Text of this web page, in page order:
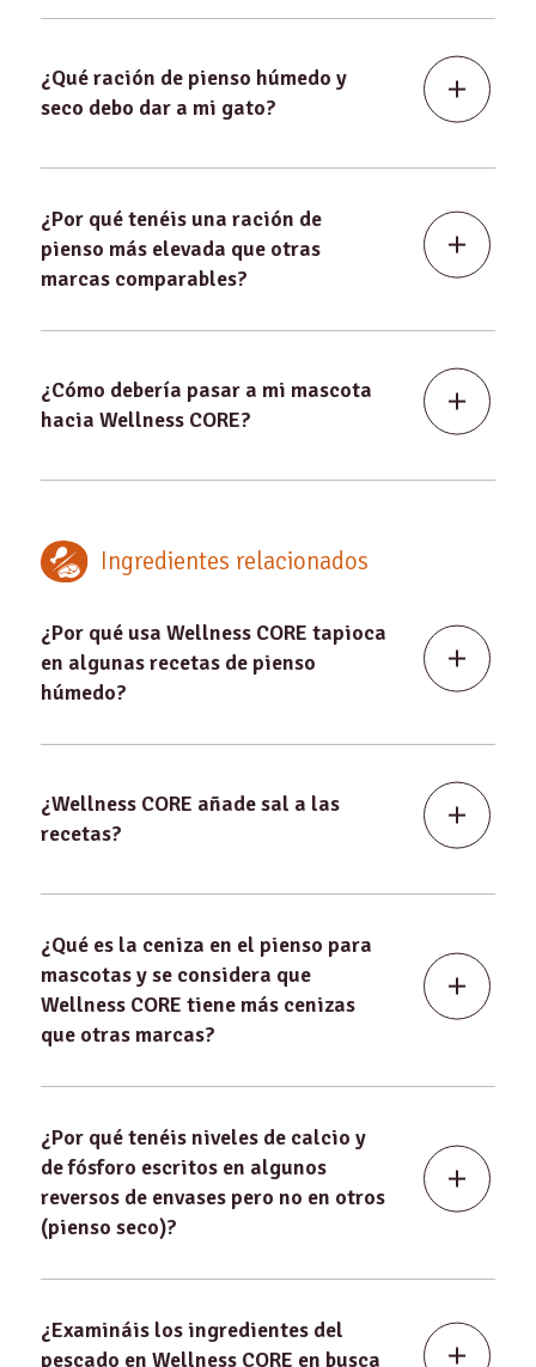
¿Qué ración de pienso húmedo y
seco debo dar a mi gato?
¿Por qué tenéis una ración de
pienso más elevada que otras
marcas comparables?
¿Cómo debería pasar a mi mascota
hacia Wellness CORE?
Ingredientes relacionados
¿Por qué usa Wellness CORE tapioca
en algunas recetas de pienso
húmedo?
¿Wellness CORE añade sal a las
recetas?
¿Qué es la ceniza en el pienso para
mascotas y se considera que
Wellness CORE tiene más cenizas
que otras marcas?
¿Por qué tenéis niveles de calcio y
de fósforo escritos en algunos
reversos de envases pero no en otros
(pienso seco)?
¿Examináis los ingredientes del
pescado en Wellness CORE en busca